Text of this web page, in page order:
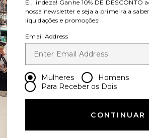
Short
Ei, lindeza! Ganhe 10% DE DESCONTO
nossa newsletter e seja a primeira a
liquidações e promoções!
Email Address
Mulheres
Homens
Para Receber os Dois
CONTINUAR